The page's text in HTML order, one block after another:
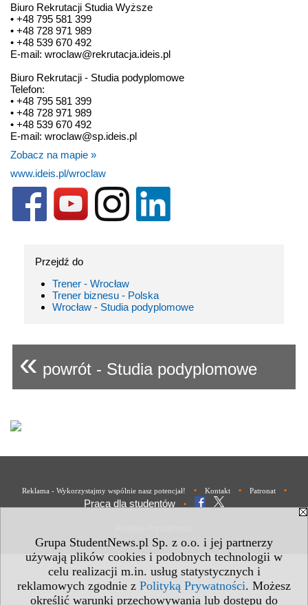
Grupa StudentNews.pl Sp. z o.o. i jej partnerzy
używają plików cookies i podobnych technologii w
celu realizacji m.in. usług statystycznych i
reklamowych zgodnie z Polityką Prywatności. Możesz
określić warunki przechowywania lub dostępu do
Biuro Rekrutacji Studia Wyższe
• +48 795 581 399
• +48 728 971 989
• +48 539 670 492
E-mail: wroclaw@rekrutacja.ideis.pl
Biuro Rekrutacji - Studia podyplomowe
Telefon:
• +48 795 581 399
• +48 728 971 989
• +48 539 670 492
E-mail: wroclaw@sp.ideis.pl
Zobacz na mapie »
www.ideis.pl/wroclaw
Przejdź do
Trener - Wrocław
Trener biznesu - Polska
Wrocław - Studia podyplomowe
« powrót - Studia podyplomowe
Reklama - Wykorzystajmy wspólnie nasz potencjał! • Kontakt • Patronat •
Praca dla studentów •